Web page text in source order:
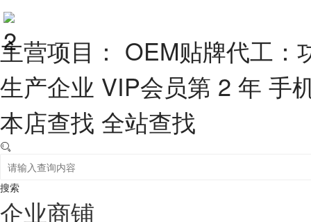
主营项目： OEM贴牌代工：
生产企业 VIP会员第 2 年 手
本店查找 全站查找
搜索
企业商铺